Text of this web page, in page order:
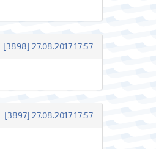
[3898] 27.08.2017 17:57
[3897] 27.08.2017 17:57